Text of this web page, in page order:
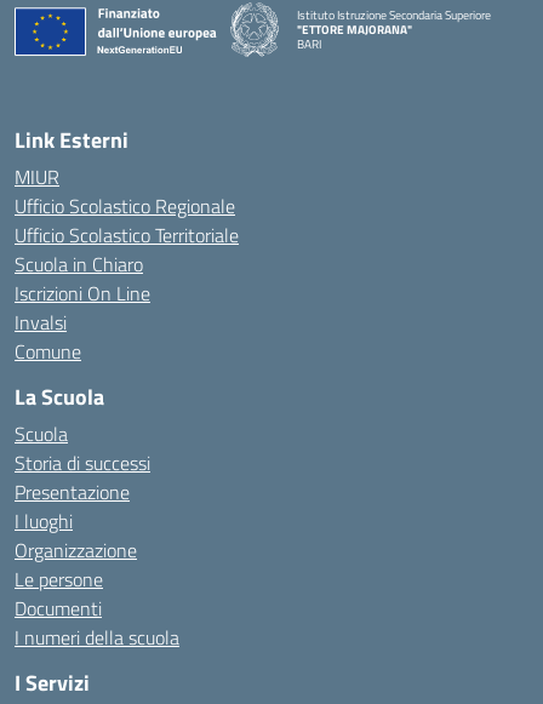
Istituto Istruzione Secondaria Superiore
"ETTORE MAJORANA"
BARI
Link Esterni
MIUR
Ufficio Scolastico Regionale
Ufficio Scolastico Territoriale
Scuola in Chiaro
Iscrizioni On Line
Invalsi
Comune
La Scuola
Scuola
Storia di successi
Presentazione
I luoghi
Organizzazione
Le persone
Documenti
I numeri della scuola
I Servizi